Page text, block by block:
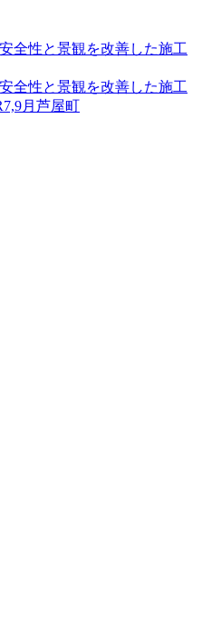
全性と景観を改善した施工
全性と景観を改善した施工
月芦屋町